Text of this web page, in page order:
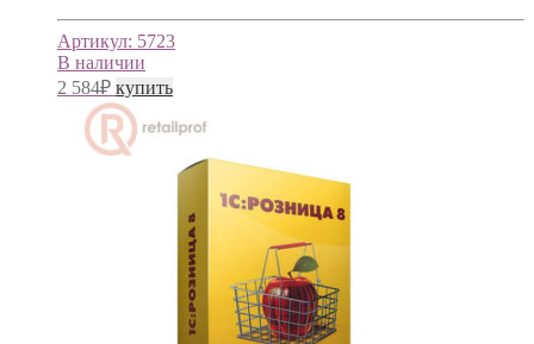
Артикул: 5723
В наличии
2 584₽ купить